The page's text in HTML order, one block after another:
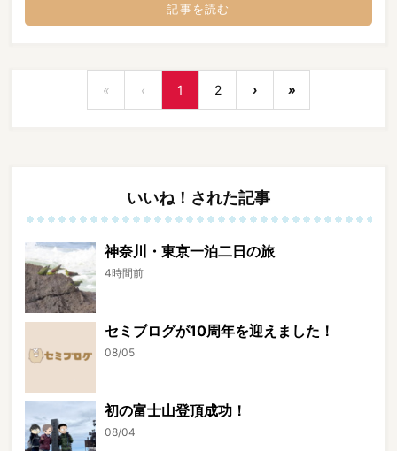
記事を読む
« ‹ 1 2 › »
いいね！された記事
神奈川・東京一泊二日の旅
4時間前
セミブログが10周年を迎えました！
08/05
初の富士山登頂成功！
08/04